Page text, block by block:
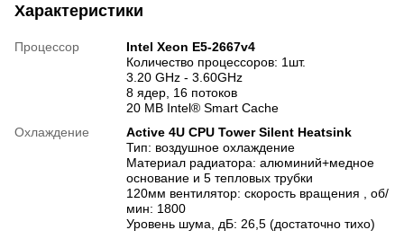
Характеристики
Процессор
Intel Xeon E5-2667v4
Количество процессоров: 1шт.
3.20 GHz - 3.60GHz
8 ядер, 16 потоков
20 MB Intel® Smart Cache
Охлаждение
Active 4U CPU Tower Silent Heatsink
Тип: воздушное охлаждение
Материал радиатора: алюминий+медное
основание и 5 тепловых трубки
120мм вентилятор: скорость вращения , об/
мин: 1800
Уровень шума, дБ: 26,5 (достаточно тихо)